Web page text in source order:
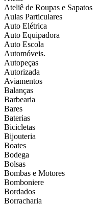
Ateliê de Roupas e Sapatos
Aulas Particulares
Auto Elétrica
Auto Equipadora
Auto Escola
Automóveis.
Autopeças
Autorizada
Aviamentos
Balanças
Barbearia
Bares
Baterias
Bicicletas
Bijouteria
Boates
Bodega
Bolsas
Bombas e Motores
Bomboniere
Bordados
Borracharia